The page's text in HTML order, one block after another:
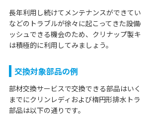
長年利用し続けてメンテナンスができて
などのトラブルが徐々に起こってきた設
ッシュできる機会のため、クリナップ製
は積極的に利用してみましょう。
交換対象部品の例
部材交換サービスで交換できる部品はい
までにクリンレディおよび楕円形排水ト
部品は以下の通りです。